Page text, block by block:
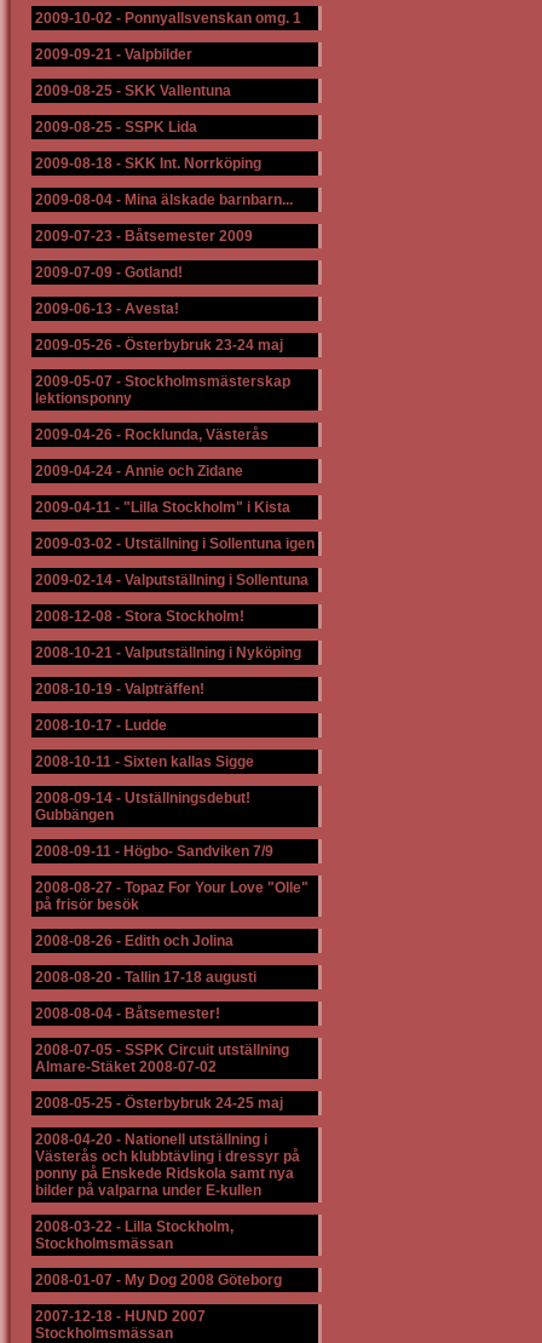
2009-10-02 - Ponnyallsvenskan omg. 1
2009-09-21 - Valpbilder
2009-08-25 - SKK Vallentuna
2009-08-25 - SSPK Lida
2009-08-18 - SKK Int. Norrköping
2009-08-04 - Mina älskade barnbarn...
2009-07-23 - Båtsemester 2009
2009-07-09 - Gotland!
2009-06-13 - Avesta!
2009-05-26 - Österbybruk 23-24 maj
2009-05-07 - Stockholmsmästerskap
lektionsponny
2009-04-26 - Rocklunda, Västerås
2009-04-24 - Annie och Zidane
2009-04-11 - "Lilla Stockholm" i Kista
2009-03-02 - Utställning i Sollentuna igen
2009-02-14 - Valputställning i Sollentuna
2008-12-08 - Stora Stockholm!
2008-10-21 - Valputställning i Nyköping
2008-10-19 - Valpträffen!
2008-10-17 - Ludde
2008-10-11 - Sixten kallas Sigge
2008-09-14 - Utställningsdebut!
Gubbängen
2008-09-11 - Högbo- Sandviken 7/9
2008-08-27 - Topaz For Your Love "Olle"
på frisör besök
2008-08-26 - Edith och Jolina
2008-08-20 - Tallin 17-18 augusti
2008-08-04 - Båtsemester!
2008-07-05 - SSPK Circuit utställning
Almare-Stäket 2008-07-02
2008-05-25 - Österbybruk 24-25 maj
2008-04-20 - Nationell utställning i
Västerås och klubbtävling i dressyr på
ponny på Enskede Ridskola samt nya
bilder på valparna under E-kullen
2008-03-22 - Lilla Stockholm,
Stockholmsmässan
2008-01-07 - My Dog 2008 Göteborg
2007-12-18 - HUND 2007
Stockholmsmässan